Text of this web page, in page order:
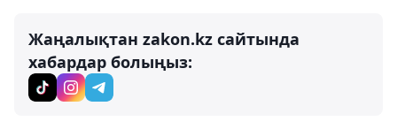
Жаңалықтан zakon.kz сайтында
хабардар болыңыз: